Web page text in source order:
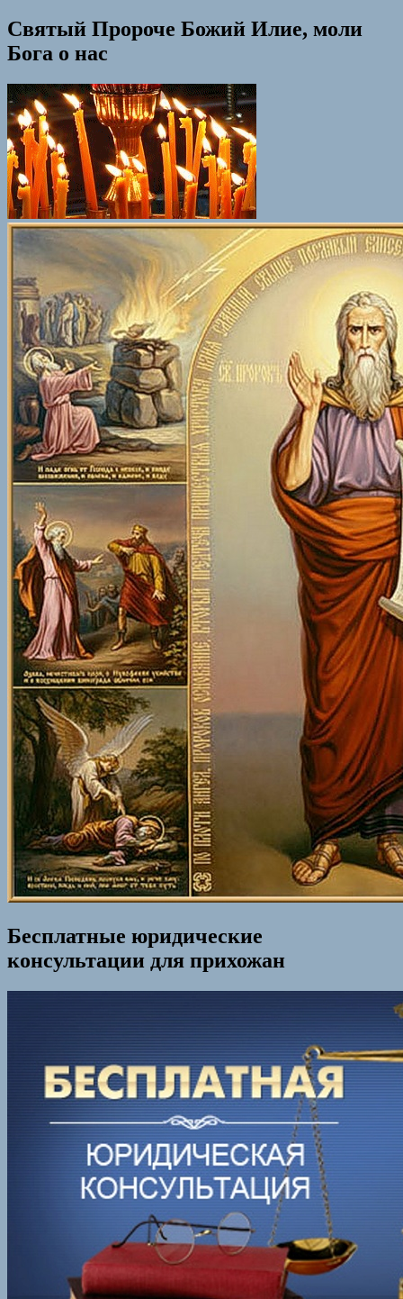
Святый Пророче Божий Илие, моли
Бога о нас
Бесплатные юридические
консультации для прихожан